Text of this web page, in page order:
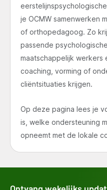
je OCMW samenwerken
of orthopedagoog. Zo
passende
maatschappelijk werkers
coaching, vorming of
cliëntsituaties krijgen.
Op deze pagina lees je
is, welke ondersteuning
opneemt met de lokale